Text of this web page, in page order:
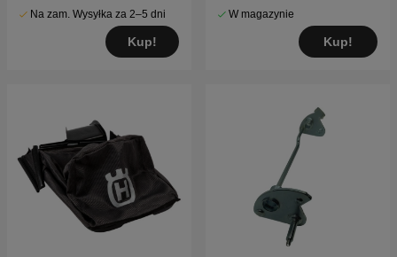
Na zam. Wysyłka za 2–5 dni
Kup!
W magazynie
Kup!